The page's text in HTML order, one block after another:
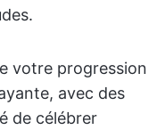
votre progression
avec des
de célébrer